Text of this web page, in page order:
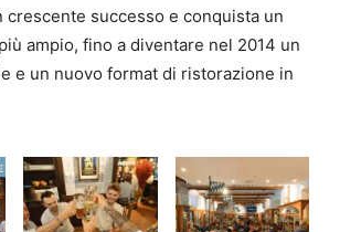
crescente successo e conquista un
ampio, fino a diventare nel 2014 un
e un nuovo format di ristorazione in